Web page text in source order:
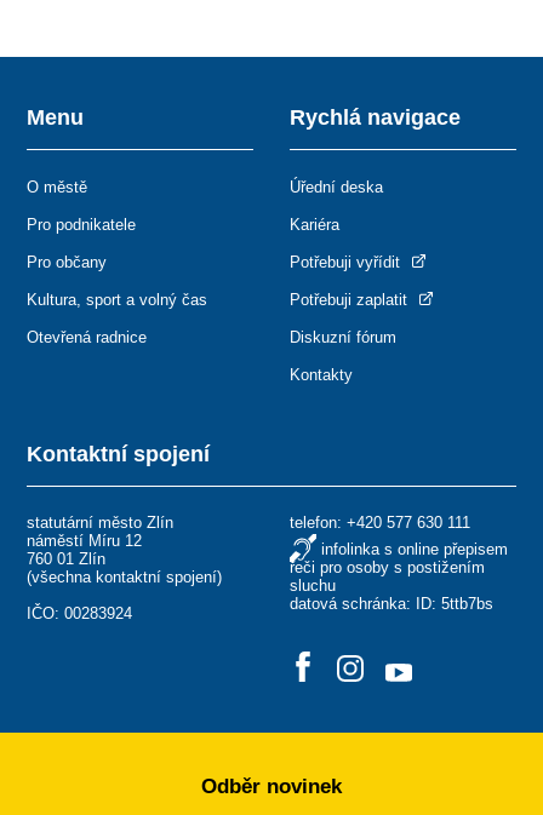
Kontaktní spojení
statutární město Zlín
náměstí Míru 12
760 01 Zlín
(všechna kontaktní spojení)
IČO: 00283924
telefon: +420 577 630 111
infolinka s online přepisem
řeči pro osoby s postižením
sluchu
datová schránka: ID: 5ttb7bs
Menu
O městě
Pro podnikatele
Pro občany
Kultura, sport a volný čas
Otevřená radnice
Rychlá navigace
Úřední deska
Kariéra
Potřebuji vyřídit
Potřebuji zaplatit
Diskuzní fórum
Kontakty
Odběr novinek